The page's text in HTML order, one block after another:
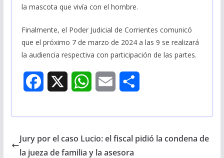
la mascota que vivía con el hombre.
Finalmente, el Poder Judicial de Corrientes comunicó
que el próximo 7 de marzo de 2024 a las 9 se realizará
la audiencia respectiva con participación de las partes.
e
W
t
i
r
Jury por el caso Lucio: el fiscal pidió la condena de
la jueza de familia y la asesora